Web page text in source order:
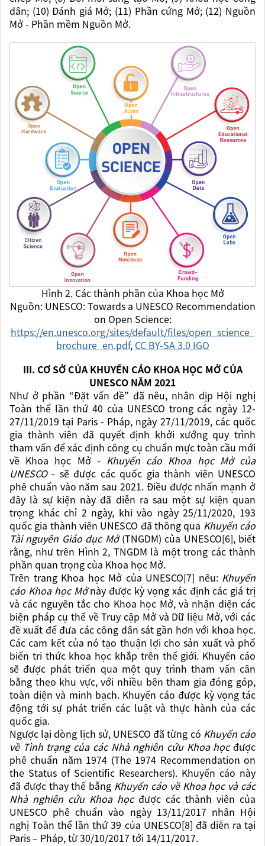
dân; (10) Đánh giá Mở; (11) Phần cứng Mở; (12) Nguồn
Mở - Phần mềm Nguồn Mở.
Hình 2. Các thành phần của Khoa học Mở
Nguồn: UNESCO: Towards a UNESCO Recommendation
on Open Science:
https://en.unesco.org/sites/default/files/open_science_
brochure_en.pdf, CC BY-SA 3.0 IGO
III. CƠ SỞ CỦA KHUYẾN CÁO KHOA HỌC MỞ CỦA
UNESCO NĂM 2021
Như ở phần “Đặt vấn đề” đã nêu, nhân dịp Hội nghị
Toàn thể lần thứ 40 của UNESCO trong các ngày 12-
27/11/2019 tại Paris - Pháp, ngày 27/11/2019, các quốc
gia thành viên đã quyết định khởi xướng quy trình
tham vấn để xác định công cụ chuẩn mực toàn cầu mới
về Khoa học Mở - Khuyến cáo Khoa học Mở của
UNESCO- sẽ được các quốc gia thành viên UNESCO
phê chuẩn vào năm sau 2021. Điều được nhấn mạnh ở
đây là sự kiện này đã diễn ra sau một sự kiện quan
trọng khác chỉ 2 ngày, khi vào ngày 25/11/2020, 193
quốc gia thành viên UNESCO đã thông qua Khuyến cáo
Tài nguyên Giáo dục Mở(TNGDM) của UNESCO[6], biết
rằng, như trên Hình 2, TNGDM là một trong các thành
phần quan trọng của Khoa học Mở.
Trên trang Khoa học Mở của UNESCO[7] nêu: Khuyến
cáo Khoa học Mởnày được kỳ vọng xác định các giá trị
và các nguyên tắc cho Khoa học Mở, và nhận diện các
biện pháp cụ thể về Truy cập Mở và Dữ liệu Mở, với các
đề xuất để đưa các công dân sát gần hơn với khoa học.
Các cam kết của nó tạo thuận lợi cho sản xuất và phổ
biến tri thức khoa học khắp trên thế giới. Khuyến cáo
sẽ được phát triển qua một quy trình tham vấn cân
bằng theo khu vực, với nhiều bên tham gia đóng góp,
toàn diện và minh bạch. Khuyến cáo được kỳ vọng tác
động tới sự phát triển các luật và thực hành của các
quốc gia.
Ngược lại dòng lịch sử, UNESCO đã từng có Khuyến cáo
về Tình trạng của các Nhà nghiên cứu Khoa họcđược
phê chuẩn năm 1974 (The 1974 Recommendation on
the Status of Scientific Researchers). Khuyến cáo này
đã được thay thế bằng Khuyến cáo về Khoa học và các
Nhà nghiên cứu Khoa họcđược các thành viên của
UNESCO phê chuẩn vào ngày 13/11/2017 nhân Hội
nghị Toàn thể lần thứ 39 của UNESCO[8] đã diễn ra tại
Paris – Pháp, từ 30/10/2017 tới 14/11/2017.